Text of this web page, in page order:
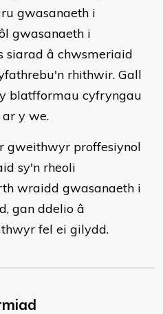
gwasanaeth i
gwasanaeth i
siarad â chwsmeriaid
rhithwir. Gall
blatfformau cyfryngau
y we.
gweithwyr proffesiynol
sy'n rheoli
wraidd gwasanaeth i
gan ddelio â
fel ei gilydd.